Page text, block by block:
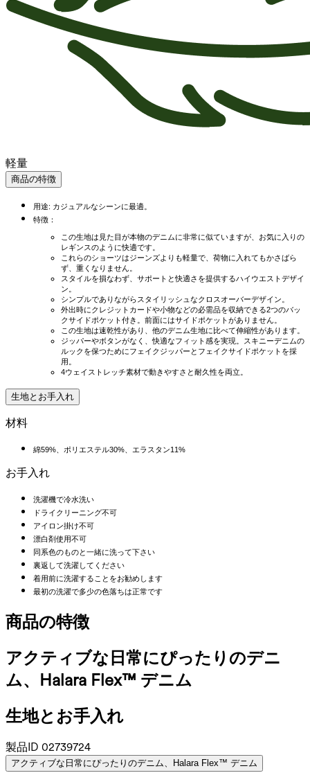
軽量
商品の特徴
用途: カジュアルなシーンに最適。
特徴：
この生地は見た目が本物のデニムに非常に似ていますが、お気に入りの
レギンスのように快適です。
これらのショーツはジーンズよりも軽量で、荷物に入れてもかさばら
ず、重くなりません。
スタイルを損なわず、サポートと快適さを提供するハイウエストデザイ
ン。
シンプルでありながらスタイリッシュなクロスオーバーデザイン。
外出時にクレジットカードや小物などの必需品を収納できる2つのバッ
クサイドポケット付き。前面にはサイドポケットがありません。
この生地は速乾性があり、他のデニム生地に比べて伸縮性があります。
ジッパーやボタンがなく、快適なフィット感を実現。スキニーデニムの
ルックを保つためにフェイクジッパーとフェイクサイドポケットを採
用。
4ウェイストレッチ素材で動きやすさと耐久性を両立。
生地とお手入れ
材料
綿59%、ポリエステル30%、エラスタン11%
お手入れ
洗濯機で冷水洗い
ドライクリーニング不可
アイロン掛け不可
漂白剤使用不可
同系色のものと一緒に洗って下さい
裏返して洗濯してください
着用前に洗濯することをお勧めします
最初の洗濯で多少の色落ちは正常です
商品の特徴
アクティブな日常にぴったりのデニ
ム、Halara Flex™ デニム
生地とお手入れ
製品ID 02739724
アクティブな日常にぴったりのデニム、Halara Flex™ デニム